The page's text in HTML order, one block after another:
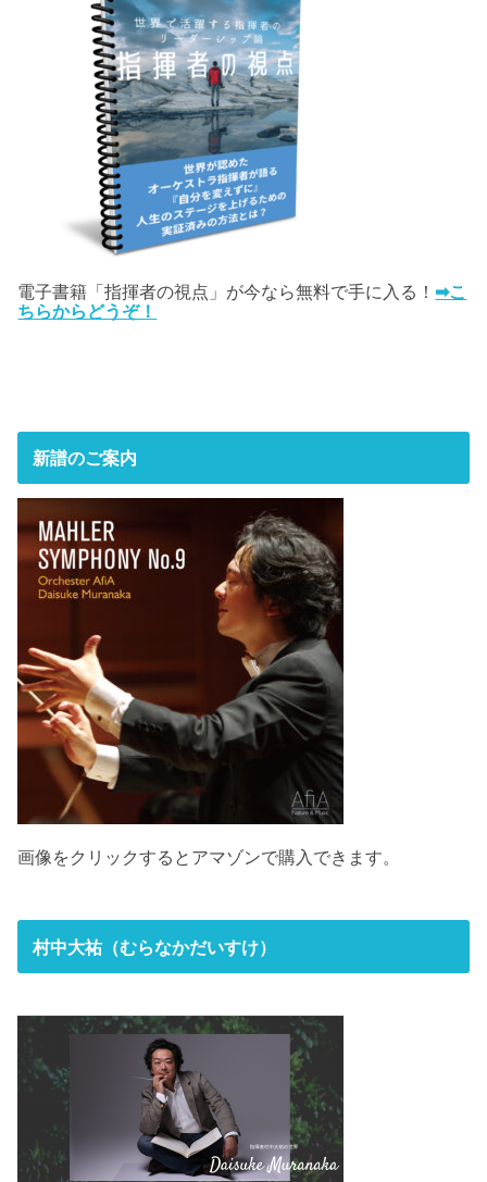
電子書籍「指揮者の視点」が今なら無料で手に入る！ ➡こ
ちらからどうぞ！
新譜のご案内
画像をクリックするとアマゾンで購入できます。
村中大祐（むらなかだいすけ）